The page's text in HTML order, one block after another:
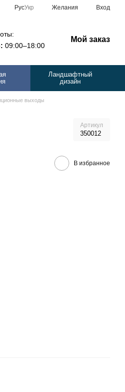
РусУкр Желания Вход
09:00–18:00
Мой заказ
Ландшафтный
дизайн
выходы
Артикул
350012
В избранное